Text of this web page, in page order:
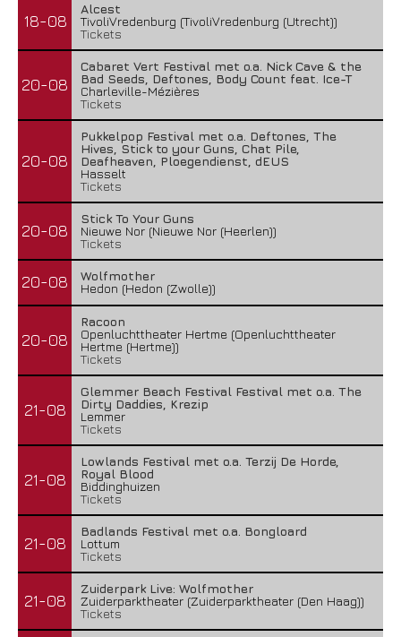
18-08
Alcest
TivoliVredenburg (TivoliVredenburg (Utrecht))
Tickets
20-08
Cabaret Vert Festival met o.a. Nick Cave & the
Bad Seeds, Deftones, Body Count feat. Ice-T
Charleville-Mézières
Tickets
20-08
Pukkelpop Festival met o.a. Deftones, The
Hives, Stick to your Guns, Chat Pile,
Deafheaven, Ploegendienst, dEUS
Hasselt
Tickets
20-08
Stick To Your Guns
Nieuwe Nor (Nieuwe Nor (Heerlen))
Tickets
20-08
Wolfmother
Hedon (Hedon (Zwolle))
20-08
Racoon
Openluchttheater Hertme (Openluchttheater
Hertme (Hertme))
Tickets
21-08
Glemmer Beach Festival Festival met o.a. The
Dirty Daddies, Krezip
Lemmer
Tickets
21-08
Lowlands Festival met o.a. Terzij De Horde,
Royal Blood
Biddinghuizen
Tickets
21-08
Badlands Festival met o.a. Bongloard
Lottum
Tickets
21-08
Zuiderpark Live: Wolfmother
Zuiderparktheater (Zuiderparktheater (Den Haag))
Tickets